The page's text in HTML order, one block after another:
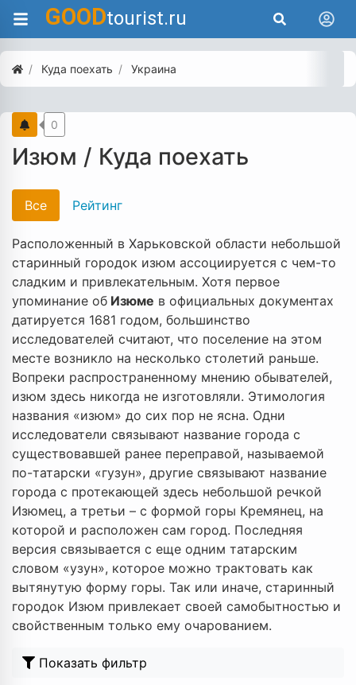
GOODtourist.ru
Куда поехать Украина
Изюм / Куда поехать
0
Все Рейтинг
Расположенный в Харьковской области небольшой
старинный городок изюм ассоциируется с чем-то
сладким и привлекательным. Хотя первое
упоминание об Изюме в официальных документах
датируется 1681 годом, большинство
исследователей считают, что поселение на этом
месте возникло на несколько столетий раньше.
Вопреки распространенному мнению обывателей,
изюм здесь никогда не изготовляли. Этимология
названия «изюм» до сих пор не ясна. Одни
исследователи связывают название города с
существовавшей ранее переправой, называемой
по-татарски «гузун», другие связывают название
города с протекающей здесь небольшой речкой
Изюмец, а третьи – с формой горы Кремянец, на
которой и расположен сам город. Последняя
версия связывается с еще одним татарским
словом «узун», которое можно трактовать как
вытянутую форму горы. Так или иначе, старинный
городок Изюм привлекает своей самобытностью и
свойственным только ему очарованием.
Показать фильтр